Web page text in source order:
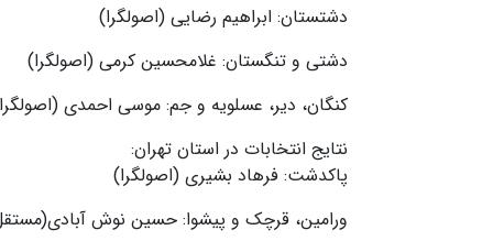
دشتستان: ابراهیم رضایی (اصولگرا)
دشتی و تنگستان: غلامحسین کرمی (اصولگرا)
کنگان، دیر، عسلویه و جم: موسی احمدی
نتایج انتخابات در استان تهران:
پاکدشت: فرهاد بشیری (اصولگرا)
ورامین‌، قرچک و پیشوا: حسین نوش